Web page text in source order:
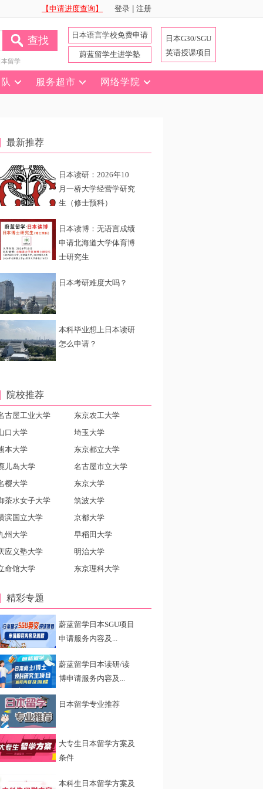
登录 注册
【申请进度查询】
日本语言学校免费申请
蔚蓝留学生进学塾
查找
本留学
日本G30/SGU
英语授课项目
服务超市 网络学院
最新推荐
日本读研：2026年10
月一桥大学经营学研究
生（修士预科）
日本读博：无语言成绩
申请北海道大学体育博
士研究生
日本考研难度大吗？
本科毕业想上日本读研
怎么申请？
院校推荐
古屋工业大学
东京农工大学
口大学
埼玉大学
本大学
东京都立大学
儿岛大学
名古屋市立大学
樱大学
东京大学
茶水女子大学
筑波大学
滨国立大学
京都大学
州大学
早稻田大学
应义塾大学
明治大学
命馆大学
东京理科大学
精彩专题
蔚蓝留学日本SGU项目
申请服务内容及...
蔚蓝留学日本读研/读
博申请服务内容及...
日本留学专业推荐
大专生日本留学方案及
条件
本科生日本留学方案及